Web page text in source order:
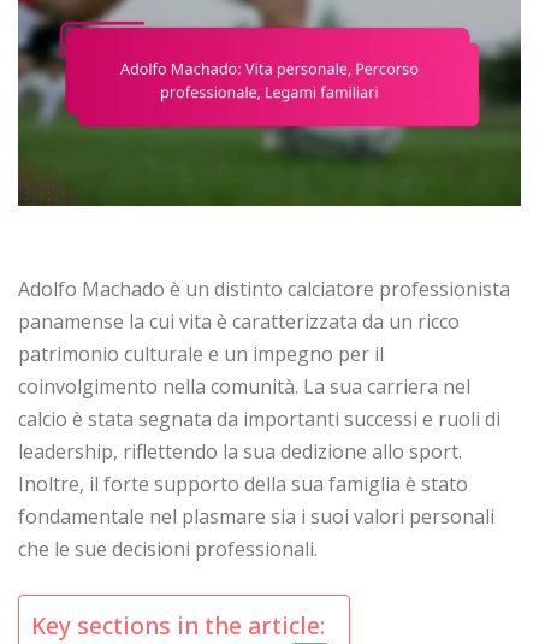
Adolfo Machado è un distinto calciatore professionista
panamense la cui vita è caratterizzata da un ricco
patrimonio culturale e un impegno per il
coinvolgimento nella comunità. La sua carriera nel
calcio è stata segnata da importanti successi e ruoli di
leadership, riflettendo la sua dedizione allo sport.
Inoltre, il forte supporto della sua famiglia è stato
fondamentale nel plasmare sia i suoi valori personali
che le sue decisioni professionali.
Key sections in the article: